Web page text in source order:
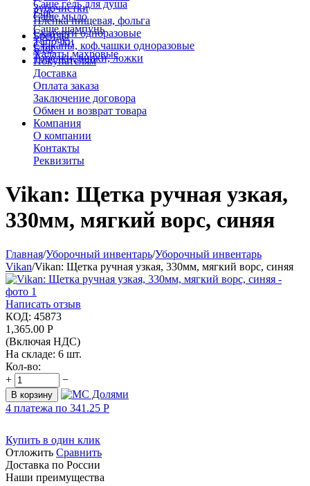
Саше гель для душа
Саше мыло
Саше шампунь
Тапочки
Халаты махровые
Зубочистки
Пленка пищевая, фольга
Скатерти одноразовые
Стаканы, коф.чашки одноразовые
Тарелки, вилки, ложки
Еще
Бренды
Блог
Покупателям
Доставка
Оплата заказа
Заключение договора
Обмен и возврат товара
Компания
О компании
Контакты
Реквизиты
Vikan: Щетка ручная узкая,
330мм, мягкий ворс, синяя
Главная/Уборочный инвентарь/Уборочный инвентарь
Vikan/Vikan: Щетка ручная узкая, 330мм, мягкий ворс, синяя
Написать отзыв
КОД: 45873
1,365.00 Р
(Включая НДС)
На складе: 6 шт.
Кол-во:
+
−
В корзину
4 платежа по 341.25 Р
Купить в один клик
Отложить Сравнить
Доставка по России
Наши преимущества